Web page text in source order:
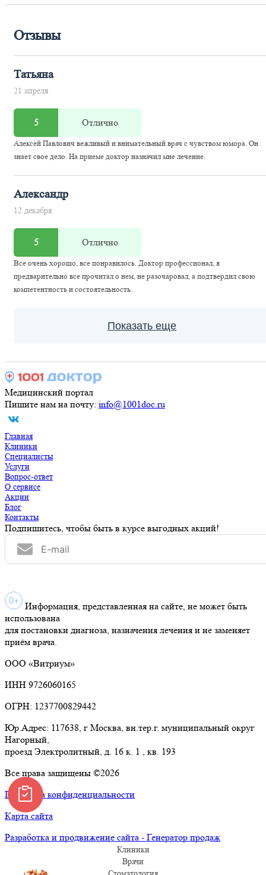
Отзывы
Татьяна
21 апреля
5 Отлично
Алексей Павлович вежливый и внимательный врач с чувством юмора. Он
знает свое дело. На приеме доктор назначил мне лечение.
Александр
12 декабря
5 Отлично
Все очень хорошо, все понравилось. Доктор профессионал, я
предварительно все прочитал о нем, не разочаровал, а подтвердил свою
компетентность и состоятельность.
Показать еще
Медицинский портал
Пишите нам на почту: info@1001doc.ru
Главная
Клиники
Специалисты
Услуги
Вопрос-ответ
О сервисе
Акции
Блог
Контакты
Подпишитесь, чтобы быть в курсе выгодных акций!
Информация, представленная на сайте, не может быть
использована
для постановки диагноза, назначения лечения и не заменяет
приём врача.
ООО «Витриум»
ИНН 9726060165
ОГРН: 1237700829442
Юр.Адрес: 117638, г Москва, вн.тер.г. муниципальный округ
Нагорный,
проезд Электролитный, д. 16 к. 1 , кв. 193
Все права защищены ©2026
Политика конфиденциальности
Карта сайта
Разработка и продвижение сайта - Генератор продаж
Клиники
Врачи